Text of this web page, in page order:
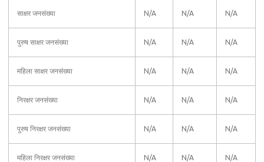
साक्षर जनसंख्या N/A N/A N/A
पुरुष साक्षर जनसंख्या N/A N/A N/A
महिला साक्षर जनसंख्या N/A N/A N/A
निरक्षर जनसंख्या N/A N/A N/A
पुरुष निरक्षर जनसंख्या N/A N/A N/A
महिला निरक्षर जनसंख्या N/A N/A N/A